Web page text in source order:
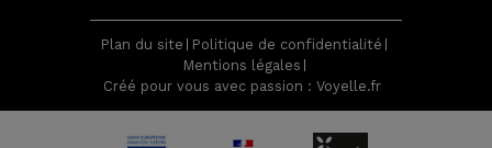
Plan du site
Politique de confidentialité
Mentions légales
Créé pour vous avec passion : Voyelle.fr